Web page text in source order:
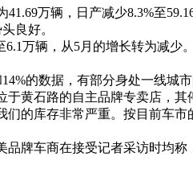
41.69万辆，日产减少8.3%至
良好。
万辆，从5月的增长转为减
的数据，有部分身处一线城
黄石路的自主品牌专卖店，
的库存非常严重。按目前车
牌车商在接受记者采访时均